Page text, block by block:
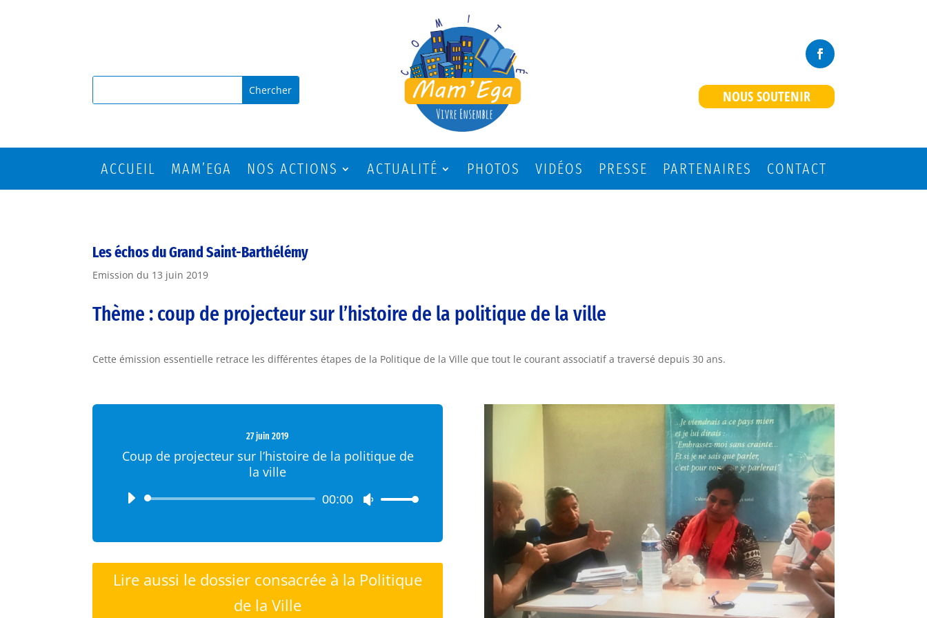
NOUS SOUTENIR
ACCUEIL MAM’EGA NOS ACTIONS ACTUALITÉ PHOTOS VIDÉOS PRESSE PARTENAIRES CONTACT
Les échos du Grand Saint-Barthélémy
Emission du 13 juin 2019
Thème : coup de projecteur sur l’histoire de la politique de la ville
Cette émission essentielle retrace les différentes étapes de la Politique de la Ville que tout le courant associatif a traversé depuis 30 ans.
27 juin 2019
Coup de projecteur sur l’histoire de la politique de
la ville
Lecteur
00:00
Utilisez
pour
augmenter
Lire aussi le dossier consacrée à la Politique
de la Ville